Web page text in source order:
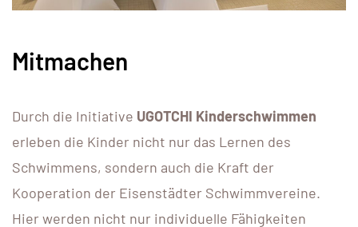
Mitmachen
Durch die Initiative UGOTCHI Kinderschwimmen
erleben die Kinder nicht nur das Lernen des
Schwimmens, sondern auch die Kraft der
Kooperation der Eisenstädter Schwimmvereine.
Hier werden nicht nur individuelle Fähigkeiten